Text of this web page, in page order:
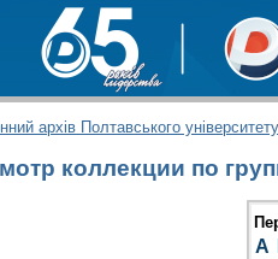
архів Полтавського університету
коллекции по
А